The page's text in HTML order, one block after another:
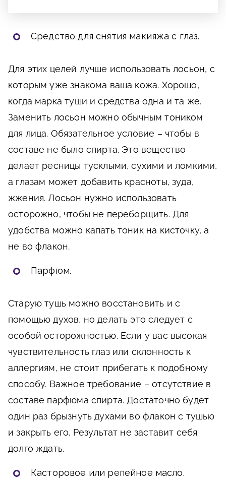
Средство для снятия макияжа с глаз.
Для этих целей лучше использовать лосьон, с
которым уже знакома ваша кожа. Хорошо,
когда марка туши и средства одна и та же.
Заменить лосьон можно обычным тоником
для лица. Обязательное условие – чтобы в
составе не было спирта. Это вещество
делает ресницы тусклыми, сухими и ломкими,
а глазам может добавить красноты, зуда,
жжения. Лосьон нужно использовать
осторожно, чтобы не переборщить. Для
удобства можно капать тоник на кисточку, а
не во флакон.
Парфюм.
Старую тушь можно восстановить и с
помощью духов, но делать это следует с
особой осторожностью. Если у вас высокая
чувствительность глаз или склонность к
аллергиям, не стоит прибегать к подобному
способу. Важное требование – отсутствие в
составе парфюма спирта. Достаточно будет
один раз брызнуть духами во флакон с тушью
и закрыть его. Результат не заставит себя
долго ждать.
Касторовое или репейное масло.